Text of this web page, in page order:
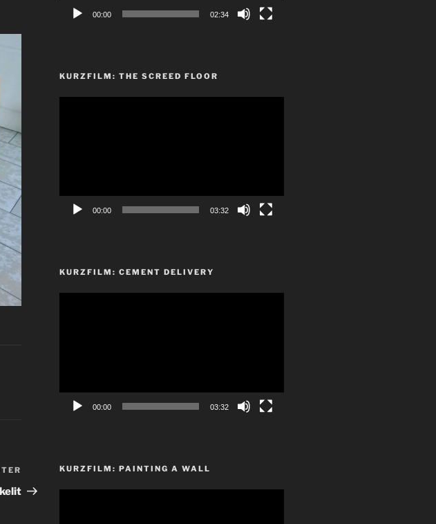
Nächster
Beitrag
00:00 02:34
KURZFILM: THE SCREED FLOOR
00:00 03:32
KURZFILM: CEMENT DELIVERY
00:00 03:32
KURZFILM: PAINTING A WALL